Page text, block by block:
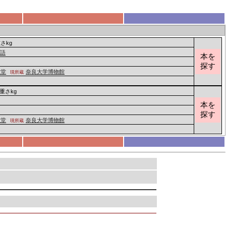
kg
本を
探す
現所蔵 奈良大学博物館
さkg
本を
探す
現所蔵 奈良大学博物館